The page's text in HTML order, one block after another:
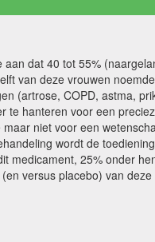
dat 40 tot 55%
van deze vrouwen
(artrose, COPD, astma,
te hanteren voor een
niet voor een
wordt de
medicament, 25% onder
versus placebo) van